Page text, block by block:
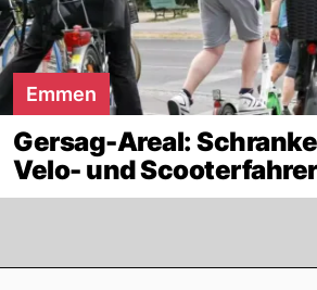
Emmen
Gersag-Areal:
Velo- und Scooterfahrer